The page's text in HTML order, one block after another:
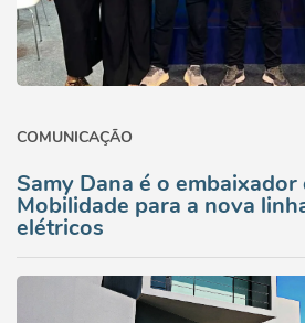
COMUNICAÇÃO
Samy Dana é o embaixador
Mobilidade para a nova
elétricos